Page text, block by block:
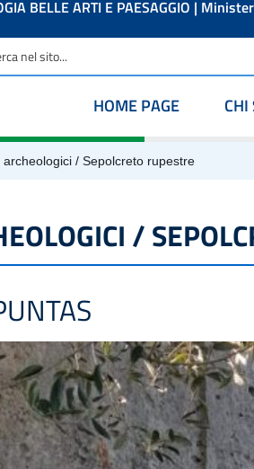
BELLE ARTI E PAESAGGIO |
HOME PAGE
archeologici / Sepolcreto rupestre
/